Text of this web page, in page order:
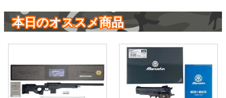
本日のオススメ商品